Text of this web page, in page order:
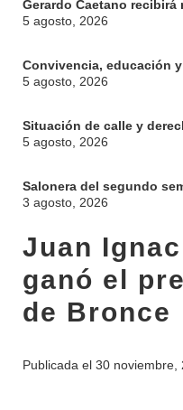
INSTITUCIONAL
DEPARTAMENTOS
ENSEÑANZA
INVESTIGACIÓN
OFERTA DE GRADO
EDUCACIÓN PERMANENTE
Gerardo Caetano
5 agosto, 2026
Convivencia, educación
5 agosto, 2026
Situación de calle y
5 agosto, 2026
Salonera del segundo
3 agosto, 2026
Juan
ganó el
de Bronce
Publicada el 30 noviembre,